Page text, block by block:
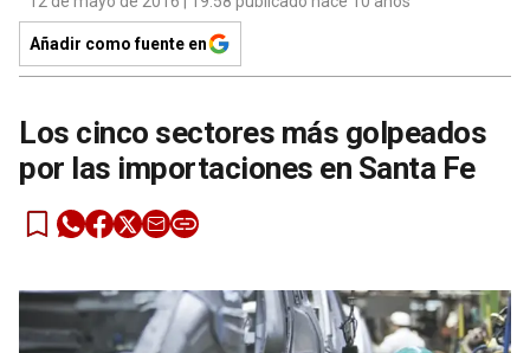
Añadir como fuente en
Los cinco sectores más golpeados
por las importaciones en Santa Fe